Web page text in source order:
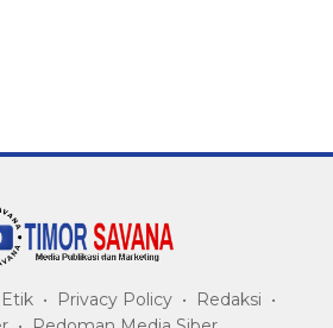
Privacy Policy
Redaksi